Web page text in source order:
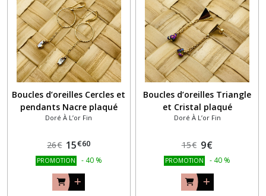
Boucles d’oreilles Cercles et
pendants Nacre plaqué
Doré À L’or Fin
26€ 15€60
PROMOTION - 40 %
Boucles d’oreilles Triangle
et Cristal plaqué
Doré À L’or Fin
15€ 9€
PROMOTION - 40 %